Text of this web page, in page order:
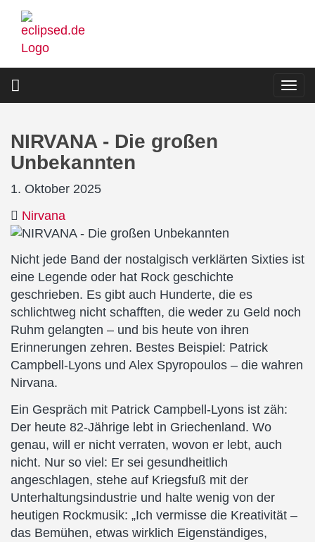
Direkt
zum
Inhalt
NIRVANA - Die großen
Unbekannten
1. Oktober 2025
Nirvana
Nicht jede Band der nostalgisch verklärten Sixties ist
eine Legende oder hat Rock geschichte
geschrieben. Es gibt auch Hunderte, die es
schlichtweg nicht schafften, die weder zu Geld noch
Ruhm gelangten – und bis heute von ihren
Erinnerungen zehren. Bestes Beispiel: Patrick
Campbell-Lyons und Alex Spyropoulos – die wahren
Nirvana.
Ein Gespräch mit Patrick Campbell-Lyons ist zäh:
Der heute 82-Jährige lebt in Griechenland. Wo
genau, will er nicht verraten, wovon er lebt, auch
nicht. Nur so viel: Er sei gesundheitlich
angeschlagen, stehe auf Kriegsfuß mit der
Unterhaltungsindustrie und halte wenig von der
heutigen Rockmusik: „Ich vermisse die Kreativität –
das Bemühen, etwas wirklich Eigenständiges,